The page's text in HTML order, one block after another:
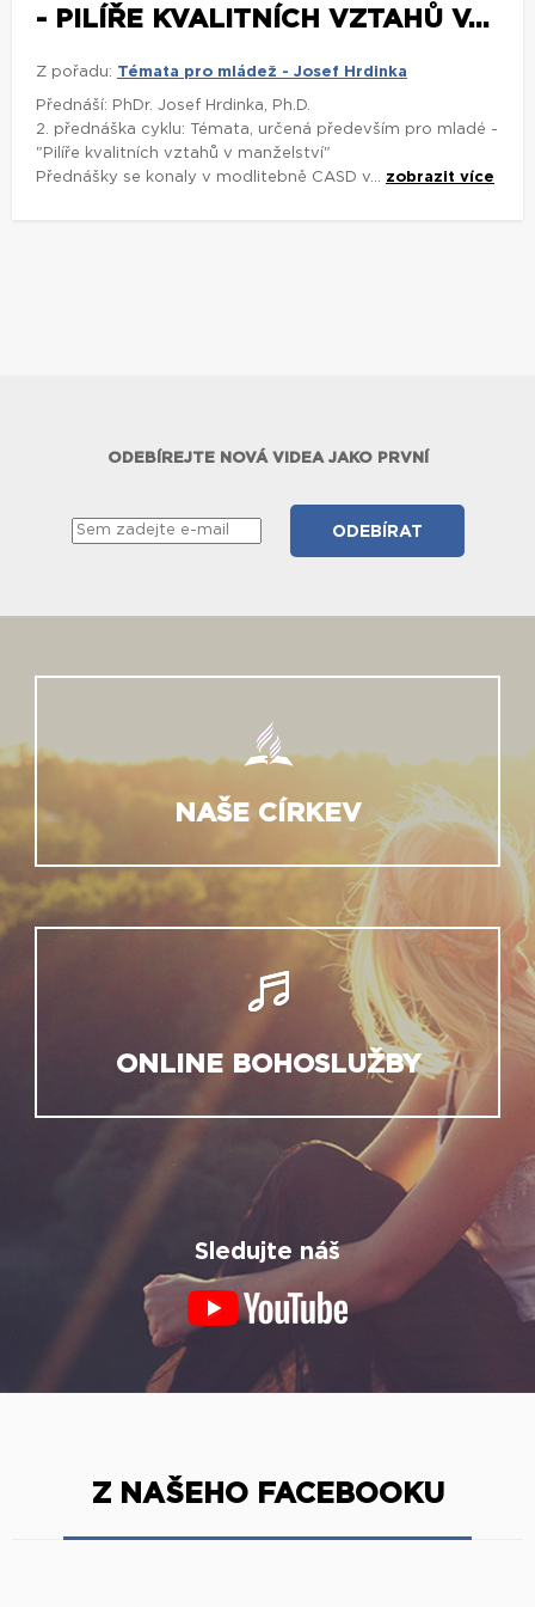
- PILÍŘE KVALITNÍCH VZTAHŮ V...
Z pořadu: Témata pro mládež - Josef Hrdinka
Přednáší: PhDr. Josef Hrdinka, Ph.D.
2. přednáška cyklu: Témata, určená především pro mladé -
"Pilíře kvalitních vztahů v manželství"
Přednášky se konaly v modlitebně CASD v... zobrazit více
ODEBÍREJTE NOVÁ VIDEA JAKO PRVNÍ
NAŠE CÍRKEV
ONLINE BOHOSLUŽBY
Sledujte náš
Z NAŠEHO FACEBOOKU